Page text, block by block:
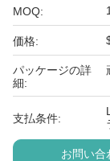
MOQ:
価格:
パッケージの詳
細:
支払条件:
お問い合